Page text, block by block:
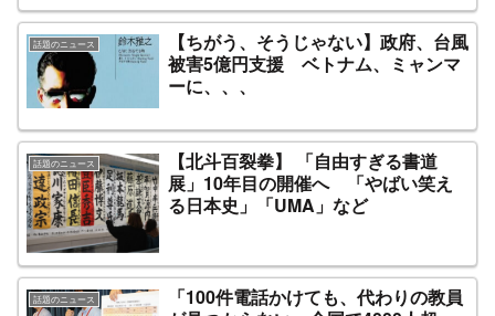
話題のニュース
【ちがう、そうじゃない】政府、台風
被害5億円支援 ベトナム、ミャンマ
ーに、、、
話題のニュース
【北斗百裂拳】 「自由すぎる書道
展」10年目の開催へ 「やばい笑え
る日本史」「UMA」など
話題のニュース
「100件電話かけても、代わりの教員